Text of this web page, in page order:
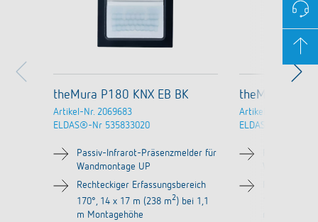
theMura P180 KNX EB BK
Artikel-Nr. 2069683
ELDAS®-Nr 535833020
Passiv-Infrarot-Präsenzmelder für
Wandmontage UP
Rechteckiger Erfassungsbereich
170°, 14 x 17 m (238 m2) bei 1,1
m Montagehöhe
theMura P180
Artikel-Nr.
ELDAS®-Nr